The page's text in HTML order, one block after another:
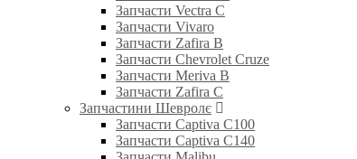
Запчасти Vectra C
Запчасти Vivaro
Запчасти Zafira B
Запчасти Chevrolet Cruze
Запчасти Meriva B
Запчасти Zafira C
Запчастини Шевролє
Запчасти Captiva C100
Запчасти Captiva C140